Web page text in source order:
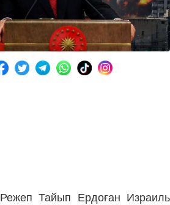
Режеп Тайып Ердоған Израиль